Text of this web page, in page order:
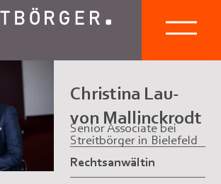
Christina Lau-
von Mallinckrodt
Senior Associate bei
Streitbörger in Bielefeld
Rechtsanwältin